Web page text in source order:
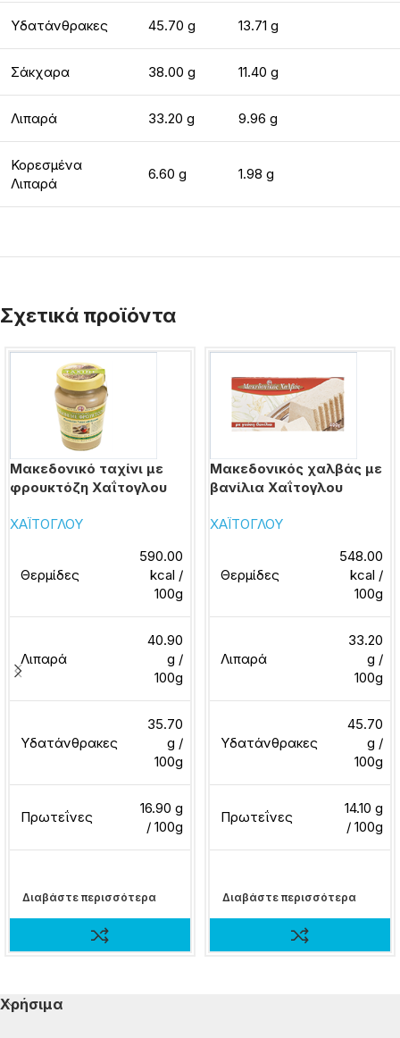
Υδατάνθρακες 45.70 g 13.71 g
Σάκχαρα 38.00 g 11.40 g
Λιπαρά 33.20 g 9.96 g
Κορεσμένα
Λιπαρά
6.60 g 1.98 g
Σχετικά προϊόντα
Μακεδονικό ταχίνι με
φρουκτόζη Χαΐτογλου
ΧΑΪΤΟΓΛΟΥ
Θερμίδες
590.00
kcal /
100g
Λιπαρά
40.90
g /
100g
Υδατάνθρακες
35.70
g /
100g
Πρωτεΐνες
16.90 g
/ 100g
Διαβάστε περισσότερα
Μακεδονικός χαλβάς με
βανίλια Χαΐτογλου
ΧΑΪΤΟΓΛΟΥ
Θερμίδες
548.00
kcal /
100g
Λιπαρά
33.20
g /
100g
Υδατάνθρακες
45.70
g /
100g
Πρωτεΐνες
14.10 g
/ 100g
Διαβάστε περισσότερα
Χρήσιμα